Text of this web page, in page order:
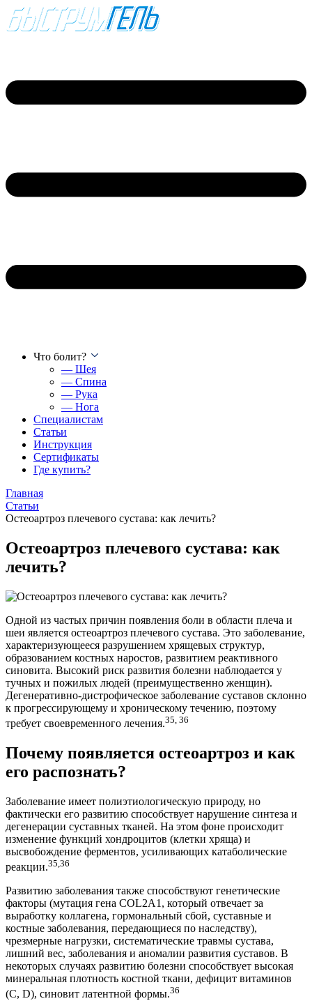
Что болит?
— Шея
— Спина
— Рука
— Нога
Специалистам
Статьи
Инструкция
Сертификаты
Где купить?
Главная
Статьи
Остеоартроз плечевого сустава: как лечить?
Остеоартроз плечевого сустава: как
лечить?
Одной из частых причин появления боли в области плеча и
шеи является остеоартроз плечевого сустава. Это заболевание,
характеризующееся разрушением хрящевых структур,
образованием костных наростов, развитием реактивного
синовита. Высокий риск развития болезни наблюдается у
тучных и пожилых людей (преимущественно женщин).
Дегенеративно-дистрофическое заболевание суставов склонно
к прогрессирующему и хроническому течению, поэтому
требует своевременного лечения.35, 36
Почему появляется остеоартроз и как
его распознать?
Заболевание имеет полиэтиологическую природу, но
фактически его развитию способствует нарушение синтеза и
дегенерации суставных тканей. На этом фоне происходит
изменение функций хондроцитов (клетки хряща) и
высвобождение ферментов, усиливающих катаболические
реакции.35,36
Развитию заболевания также способствуют генетические
факторы (мутация гена COL2A1, который отвечает за
выработку коллагена, гормональный сбой, суставные и
костные заболевания, передающиеся по наследству),
чрезмерные нагрузки, систематические травмы сустава,
лишний вес, заболевания и аномалии развития суставов. В
некоторых случаях развитию болезни способствует высокая
минеральная плотность костной ткани, дефицит витаминов
(C, D), синовит латентной формы.36